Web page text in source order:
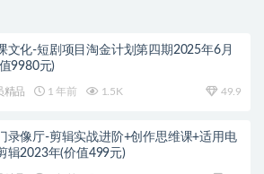
文化-短剧项目淘金计划第四期2025年6月
9980元)
精品 1 年前 1.5K 49.9
录像厅-剪辑实战进阶+创作思维课+适用电
辑2023年(价值499元)